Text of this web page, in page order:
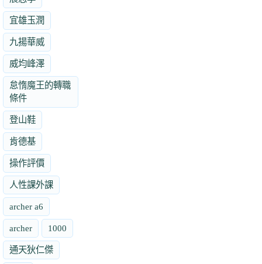
宜雄玉潤
九揚華威
威均峰澤
怠惰魔王的轉職
條件
登山鞋
肯德基
操作評價
人性課外課
archer a6
archer 1000
通天狄仁傑